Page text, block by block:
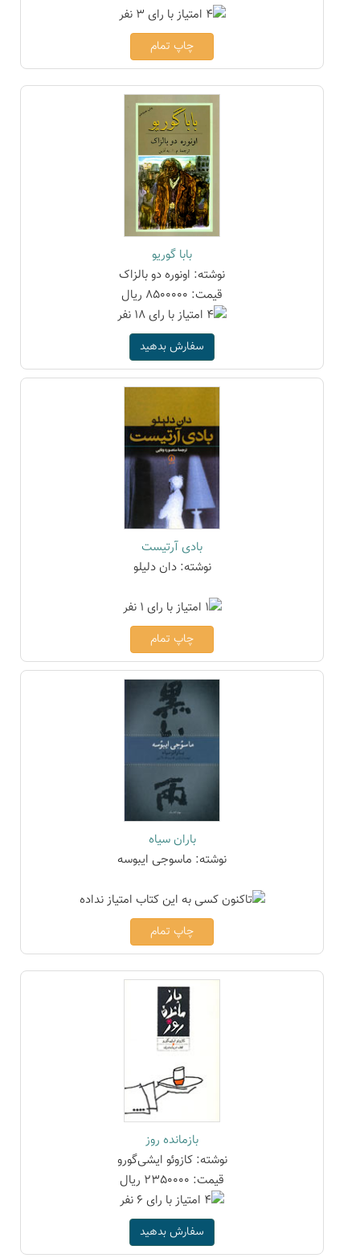
چاپ تمام
بابا گوریو
نوشته: اونوره دو بالزاک
قیمت: 8500000 ریال
سفارش بدهید
بادی آرتیست
نوشته: دان دلیلو
چاپ تمام
باران سیاه
نوشته: ماسوجی ایبوسه
چاپ تمام
بازمانده روز
نوشته: کازوئو ایشی‌گورو
قیمت: 2350000 ریال
سفارش بدهید